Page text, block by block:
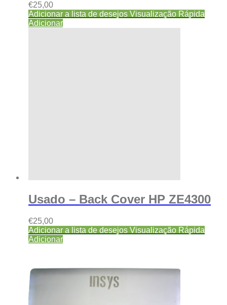
€25,00
Adicionar a lista de desejos Visualização Rápida
Adicionar
Usado – Back Cover HP ZE4300
€25,00
Adicionar a lista de desejos Visualização Rápida
Adicionar